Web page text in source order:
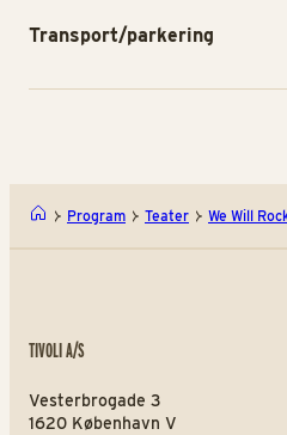
Transport/parkering
Program Teater We Will
TIVOLI A/S
Vesterbrogade 3
1620 København V